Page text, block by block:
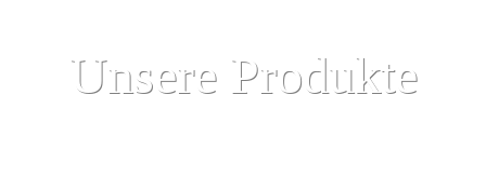
Unsere Produkte